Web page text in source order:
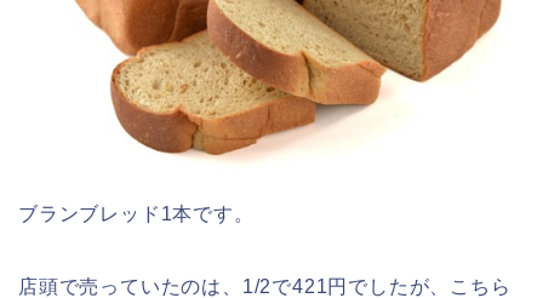
ブランブレッド1本です。
店頭で売っていたのは、1/2で421円でしたが、こちら